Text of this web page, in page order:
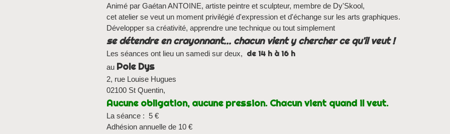
Animé par Gaétan ANTOINE, artiste peintre et sculpteur, membre de Dy'Skool,
cet atelier se veut un moment privilégié d'expression et d'échange sur les arts graphiques.
Développer sa créativité, apprendre une technique ou tout simplement
se détendre en crayonnant... chacun vient y chercher ce qu'il veut !
Les séances ont lieu un samedi sur deux, de 14 h à 16 h
au Pole Dys
2, rue Louise Hugues
02100 St Quentin,
Aucune obligation, aucune pression. Chacun vient quand il veut.
La séance : 5 €
Adhésion annuelle de 10 €